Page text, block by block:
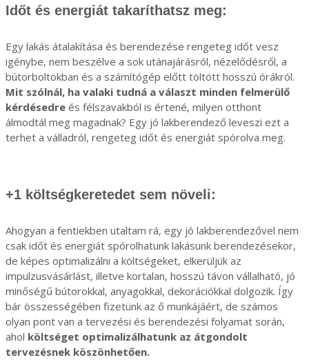
Időt és energiát takaríthatsz meg:
Egy lakás átalakítása és berendezése rengeteg időt vesz
igénybe, nem beszélve a sok utánajárásról, nézelődésről, a
bútorboltokban és a számítógép előtt töltött hosszú órákról.
Mit szólnál, ha valaki tudná a választ minden felmerülő
kérdésedre és félszavakból is értené, milyen otthont
álmodtál meg magadnak? Egy jó lakberendező leveszi ezt a
terhet a válladról, rengeteg időt és energiát spórolva meg.
+1 költségkeretedet sem növeli:
Ahogyan a fentiekben utaltam rá, egy jó lakberendezővel nem
csak időt és energiát spórolhatunk lakásunk berendezésekor,
de képes optimalizálni a költségeket, elkerüljük az
impulzusvásárlást, illetve kortalan, hosszú távon vállalható, jó
minőségű bútorokkal, anyagokkal, dekorációkkal dolgozik. Így
bár összességében fizetünk az ő munkájáért, de számos
olyan pont van a tervezési és berendezési folyamat során,
ahol költséget optimalizálhatunk az átgondolt
tervezésnek köszönhetően.